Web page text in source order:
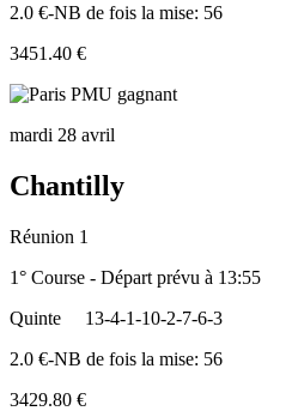
2.0 €-NB de fois la mise: 56
3451.40 €
mardi 28 avril
Chantilly
Réunion 1
1° Course - Départ prévu à 13:55
Quinte
13-4-1-10-2-7-6-3
2.0 €-NB de fois la mise: 56
3429.80 €